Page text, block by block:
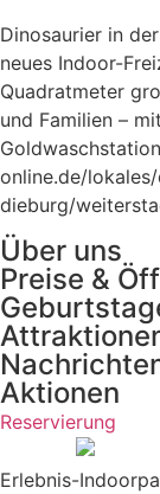
Dinosaurier in
neues Indoor-
Quadratmeter
und Familien –
online.de/
dieburg/
Über uns
Preise &
Aktionen
Reservierung
Erlebnis-